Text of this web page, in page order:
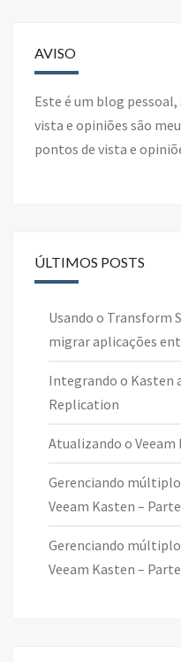
AVISO
Este é um blog
vista e opiniões são
pontos de vista e
ÚLTIMOS POSTS
Usando o Transform
migrar aplicações
Integrando o Kasten
Replication
Atualizando o Veeam
Gerenciando
Veeam Kasten –
Gerenciando
Veeam Kasten –